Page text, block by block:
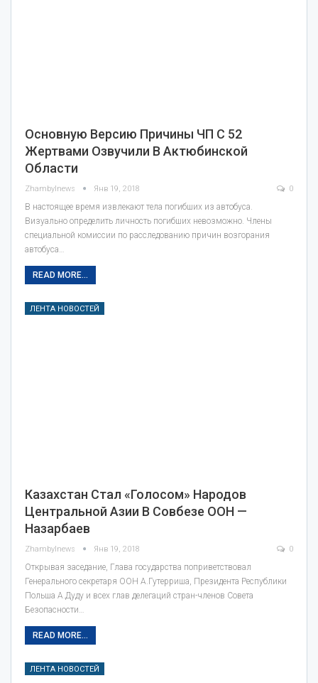
Основную Версию Причины ЧП С 52
Жертвами Озвучили В Актюбинской
Области
Zhambylnews Янв 19, 2018 0
В настоящее время извлекают тела погибших из автобуса.
Визуально определить личность погибших невозможно. Члены
специальной комиссии по расследованию причин возгорания
автобуса…
READ MORE...
ЛЕНТА НОВОСТЕЙ
Казахстан Стал «голосом» Народов
Центральной Азии В Совбезе ООН —
Назарбаев
Zhambylnews Янв 19, 2018 0
Открывая заседание, Глава государства поприветствовал
Генерального секретаря ООН А.Гутерриша, Президента Республики
Польша А.Дуду и всех глав делегаций стран-членов Совета
Безопасности…
READ MORE...
ЛЕНТА НОВОСТЕЙ